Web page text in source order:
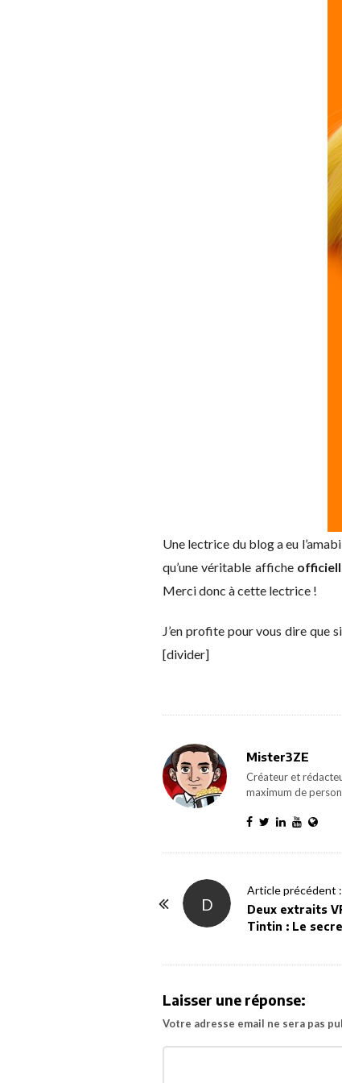
Une lectrice du blog a eu
qu’une véritable affiche
Merci donc à cette lectrice !
J’en profite pour vous dire que
[divider]
Mister3ZE
Créateur et
maximum de
D
Article précédent :
Deux extraits
Tintin : Le
Laisser une réponse:
Votre adresse email ne sera pas